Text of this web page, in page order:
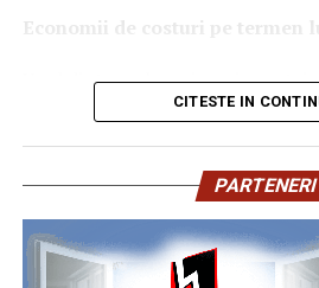
catalizatoare moderne;
sisteme Start-Stop.
Una dintre cele mai importante
ulei este tehnologiaUSVO.
Economii de costuri pe termen
Unul dintre cele mai mari
închiriere toalete ecologice
termen lung, aceasta este o
construirea unei infrastructuri
Toaletele ecologice nu necesită
rețelele de apă sau canalizare,
trebuie să investești în aceste
CITESTE IN
PARTENERI